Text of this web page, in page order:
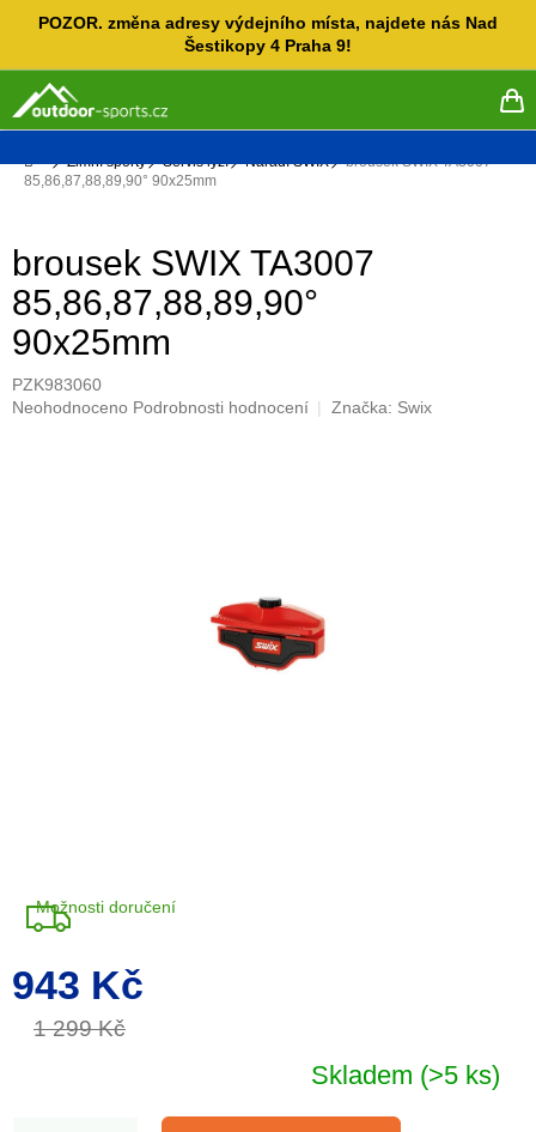
POZOR. změna adresy výdejního místa, najdete nás Nad
Šestikopy 4 Praha 9!
Domů
Zimní sporty Servis lyží Nářadí SWIX
brousek SWIX TA3007
85,86,87,88,89,90° 90x25mm
brousek SWIX TA3007
85,86,87,88,89,90°
90x25mm
PZK983060
Průměrné
Neohodnoceno Podrobnosti hodnocení Značka: Swix
1 299 Kč
943 Kč
Měrná
cena:
Skladem (>5 ks)
Možnosti doručení